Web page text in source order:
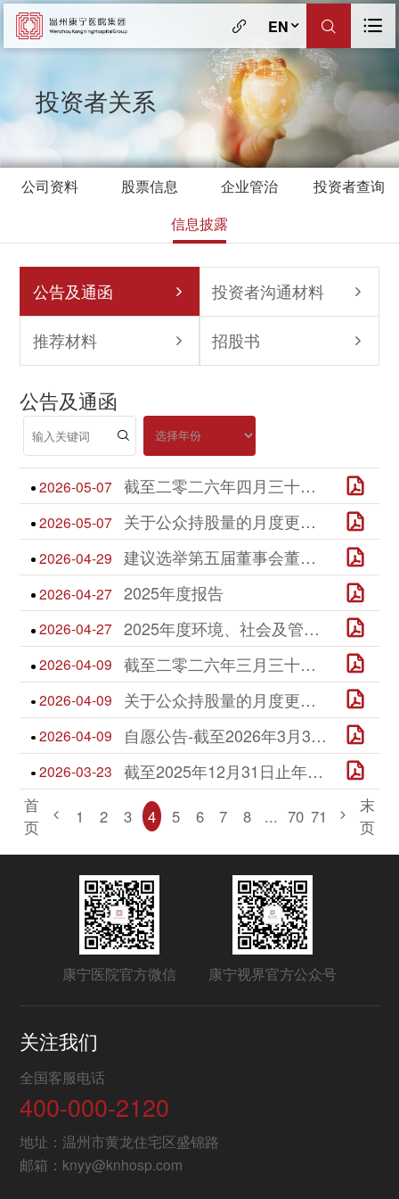
EN
投资者关系
公司资料 股票信息 企业管治
投资者查询
信息披露
公告及通函 投资者沟通材料
推荐材料 招股书
公告及通函
2026-05-07 截⾄⼆零⼆六年四⽉三⼗⽇⽌⽉份之股份发⾏⼈的证券变动⽉报表
2026-05-07 关于公众持股量的⽉度更新公告
2026-04-29 建议选举第五届董事会董事及建议选举第五届监事会股东代表监事及独⽴监事
2026-04-27 2025年度报告
2026-04-27 2025年度环境、社会及管治报告
2026-04-09 截⾄⼆零⼆六年三⽉三⼗⼀⽇⽌⽉份之股份发⾏⼈的证券变动⽉报表
2026-04-09 关于公众持股量的⽉度更新公告
2026-04-09 自愿公告-截至2026年3月31日止三个月及2026年第一季度的主要运营数据及指标
2026-03-23 截⾄2025年12⽉31⽇⽌年度之末期股息
首
页
1 2 3 4 5 6 7 8 ... 70 71
末
页
康宁医院官方微信 康宁视界官方公众号
关注我们
全国客服电话
400-000-2120
地址：温州市黄龙住宅区盛锦路
邮箱：knyy@knhosp.com